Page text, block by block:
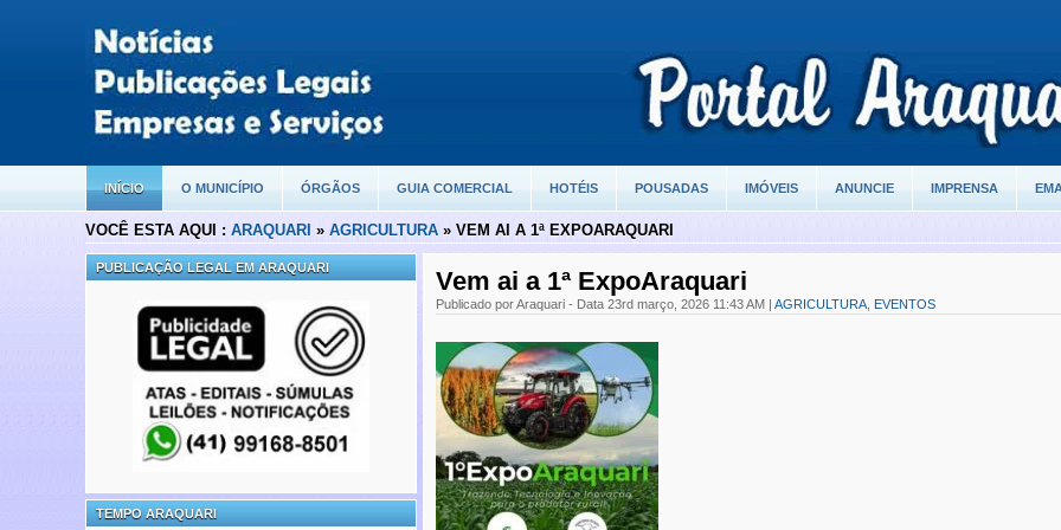
INÍCIO O MUNICÍPIO ÓRGÃOS GUIA COMERCIAL HOTÉIS POUSADAS IMÓVEIS ANUNCIE IMPRENSA
VOCÊ ESTA AQUI : ARAQUARI » AGRICULTURA » VEM AI A 1ª EXPOARAQUARI
PUBLICAÇÃO LEGAL EM ARAQUARI
TEMPO ARAQUARI
Vem ai a 1ª ExpoAraquari
Publicado por Araquari - Data 23rd março, 2026 11:43 AM | AGRICULTURA EVENTOS